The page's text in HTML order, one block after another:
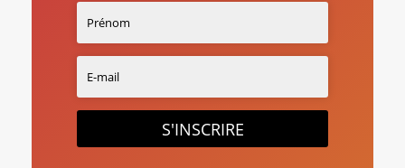
S'INSCRIRE